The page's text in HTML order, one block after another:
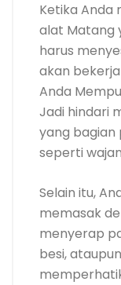
Ketika Anda
alat Matang
harus
akan
Anda
Jadi hindari
yang bagian
seperti
Selain itu,
memasak
menyerap
besi,